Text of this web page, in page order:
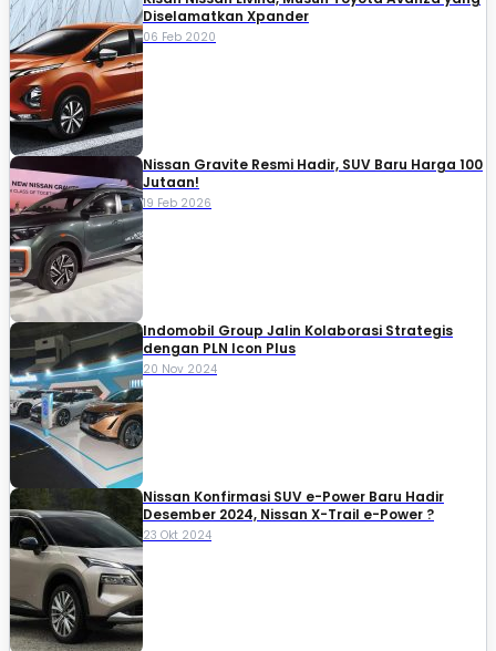
Diselamatkan Xpander
06 Feb 2020
Nissan Gravite Resmi Hadir, SUV Baru Harga 100
Jutaan!
19 Feb 2026
Indomobil Group Jalin Kolaborasi Strategis
dengan PLN Icon Plus
20 Nov 2024
Nissan Konfirmasi SUV e-Power Baru Hadir
Desember 2024, Nissan X-Trail e-Power ?
23 Okt 2024